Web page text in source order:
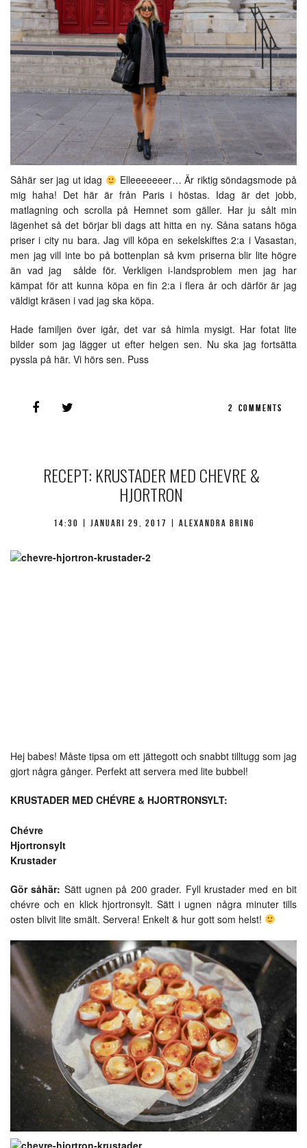
Såhär ser jag ut idag
Elleeeeeeer… Är riktig söndagsmode på
mig haha! Det här är från Paris i höstas. Idag är det jobb,
matlagning och scrolla på Hemnet som gäller. Har ju sålt min
lägenhet så det börjar bli dags att hitta en ny. Såna satans höga
priser i city nu bara. Jag vill köpa en sekelskiftes 2:a i Vasastan,
men jag vill inte bo på bottenplan så kvm priserna blir lite högre
än vad jag sålde för. Verkligen i-landsproblem men jag har
kämpat för att kunna köpa en fin 2:a i flera år och därför är jag
väldigt kräsen i vad jag ska köpa.
Hade familjen över igår, det var så himla mysigt. Har fotat lite
bilder som jag lägger ut efter helgen sen. Nu ska jag fortsätta
pyssla på här. Vi hörs sen. Puss
2 COMMENTS
RECEPT: KRUSTADER MED CHEVRE &
HJORTRON
14:30 | januari 29, 2017 | Alexandra Bring
Hej babes! Måste tipsa om ett jättegott och snabbt tilltugg som jag
gjort några gånger. Perfekt att servera med lite bubbel!
KRUSTADER MED CHÉVRE & HJORTRONSYLT:
Chévre
Hjortronsylt
Krustader
Gör såhär: Sätt ugnen på 200 grader. Fyll krustader med en bit
chévre och en klick hjortronsylt. Sätt i ugnen några minuter tills
osten blivit lite smält. Servera! Enkelt & hur gott som helst!